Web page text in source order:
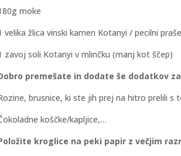
moke
velika žlica vinski kamen Kotanyi / pecilni
zavoj soli Kotanyi v mlinčku (manj kot ščep)
premešate in dodate še dodatkov
brusnice, ki ste jih prej na hitro prelili s
koščke/kapljice,…
kroglice na peki papir z večjim